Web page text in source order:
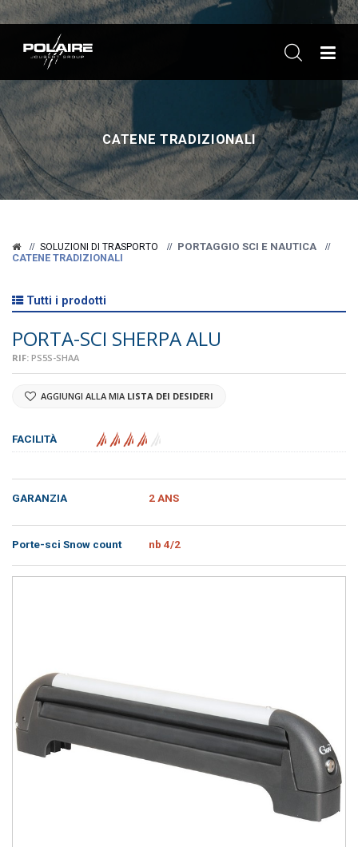
CATENE TRADIZIONALI
SOLUZIONI DI TRASPORTO
PORTAGGIO SCI E NAUTICA
CATENE TRADIZIONALI
Tutti i prodotti
PORTA-SCI SHERPA ALU
RIF: PS5S-SHAA
AGGIUNGI ALLA MIA LISTA DEI DESIDERI
FACILITÀ
GARANZIA 2 ANS
Porte-sci Snow count nb 4/2